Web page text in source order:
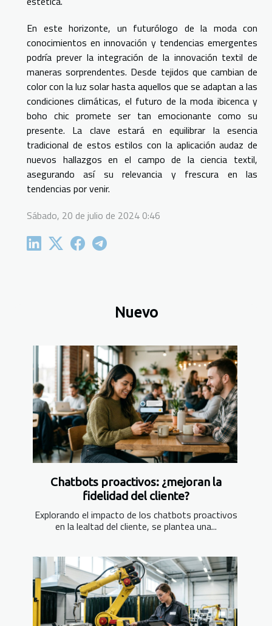
Nuevo
Chatbots proactivos: ¿mejoran la
fidelidad del cliente?
Explorando el impacto de los chatbots proactivos
en la lealtad del cliente, se plantea una...
En este horizonte, un futurólogo de la moda con
conocimientos en innovación y tendencias emergentes
podría prever la integración de la innovación textil de
maneras sorprendentes. Desde tejidos que cambian de
color con la luz solar hasta aquellos que se adaptan a las
condiciones climáticas, el futuro de la moda ibicenca y
boho chic promete ser tan emocionante como su
presente. La clave estará en equilibrar la esencia
tradicional de estos estilos con la aplicación audaz de
nuevos hallazgos en el campo de la ciencia textil,
asegurando así su relevancia y frescura en las
tendencias por venir.
Sábado, 20 de julio de 2024 0:46